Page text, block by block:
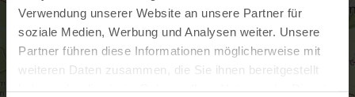
Verwendung unserer Website an unsere Partner für
soziale Medien, Werbung und Analysen weiter. Unsere
Partner führen diese Informationen möglicherweise mit
weiteren Daten zusammen, die Sie ihnen bereitgestellt